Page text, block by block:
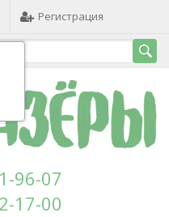
Регистрация
96-07
17-00